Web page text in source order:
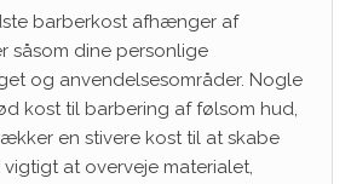
barberkost afhænger af
såsom dine personlige
og anvendelsesområder. Nogle
kost til barbering af følsom hud,
en stivere kost til at skabe
vigtigt at overveje materialet,